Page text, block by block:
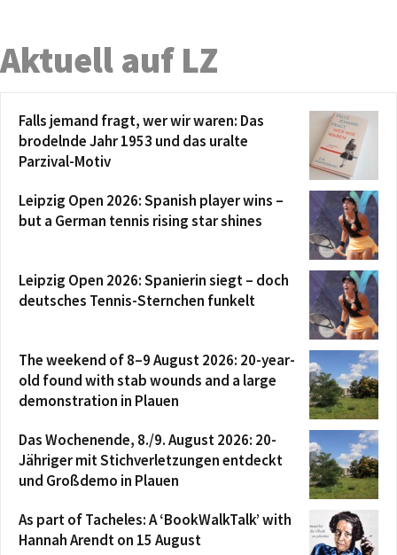
Aktuell auf LZ
Falls jemand fragt, wer wir waren: Das
brodelnde Jahr 1953 und das uralte
Parzival-Motiv
Leipzig Open 2026: Spanish player wins –
but a German tennis rising star shines
Leipzig Open 2026: Spanierin siegt – doch
deutsches Tennis-Sternchen funkelt
The weekend of 8–9 August 2026: 20-year-
old found with stab wounds and a large
demonstration in Plauen
Das Wochenende, 8./9. August 2026: 20-
Jähriger mit Stichverletzungen entdeckt
und Großdemo in Plauen
As part of Tacheles: A ‘BookWalkTalk’ with
Hannah Arendt on 15 August